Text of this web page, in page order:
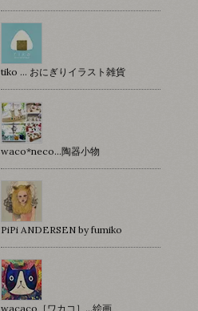
tiko … おにぎりイラスト雑貨
waco*neco...陶器小物
PiPi ANDERSEN by fumiko
wacaco［ワカコ］…絵画